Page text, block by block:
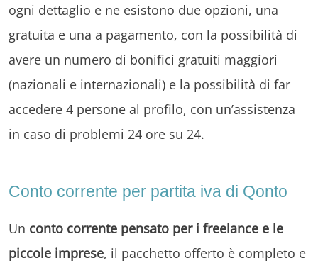
ogni dettaglio e ne esistono due opzioni, una
gratuita e una a pagamento, con la possibilità di
avere un numero di bonifici gratuiti maggiori
(nazionali e internazionali) e la possibilità di far
accedere 4 persone al profilo, con un’assistenza
in caso di problemi 24 ore su 24.
Conto corrente per partita iva di Qonto
Un conto corrente pensato per i freelance e le
piccole imprese, il pacchetto offerto è completo e